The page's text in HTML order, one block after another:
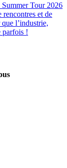
Tour 2026
et de
l’industrie,
parfois !